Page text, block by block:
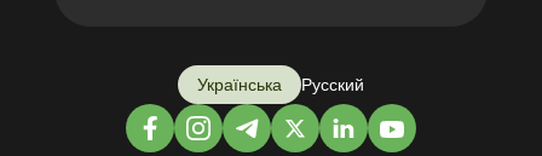
Українська Русский